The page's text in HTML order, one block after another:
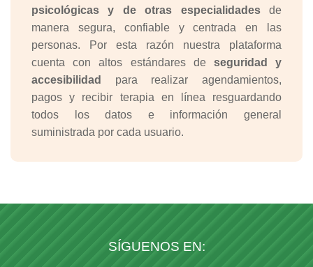
psicológicas y de otras especialidadesde
manera segura, confiable y centrada en las
personas. Por esta razón nuestra plataforma
cuenta con altos estándares de seguridad y
accesibilidad
para realizar agendamientos,
pagos y recibir terapia en línea resguardando
todos los datos e información general
suministrada por cada usuario.
SÍGUENOS EN: